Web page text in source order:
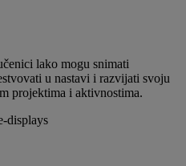
lako mogu snimati
u nastavi i razvijati svoju
projektima i aktivnostima.